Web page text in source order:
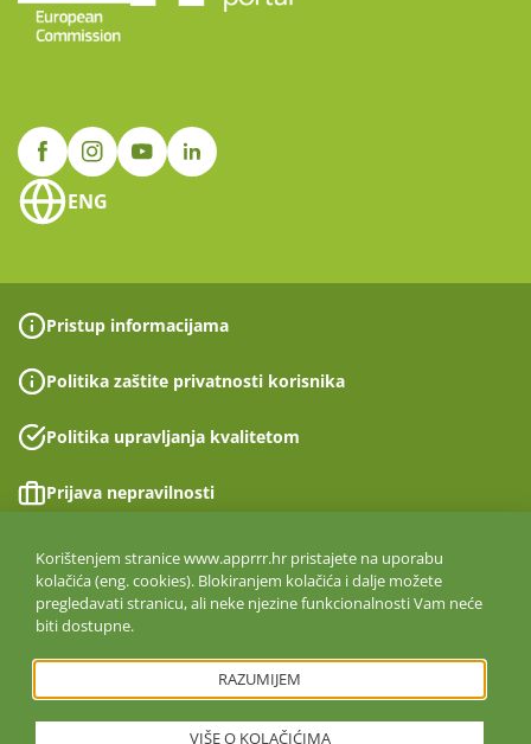
ENG
Pristup informacijama
Politika zaštite privatnosti korisnika
Politika upravljanja kvalitetom
Prijava nepravilnosti
Izjava o pristupačnosti
Politika informacijske sigurnosti
ISO 27001:2022
Korištenjem stranice www.apprrr.hr pristajete na uporabu
kolačića (eng. cookies). Blokiranjem kolačića i dalje možete
pregledavati stranicu, ali neke njezine funkcionalnosti Vam neće
biti dostupne.
RAZUMIJEM
VIŠE O KOLAČIĆIMA